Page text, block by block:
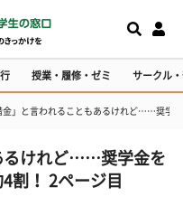
授業・履修・ゼミ サークル
金」と言われることもあるけれど……奨学
るけれど……奨学金を
割！ 2ページ目